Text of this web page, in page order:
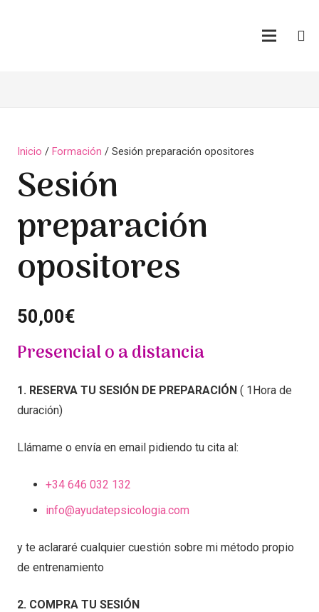
Inicio / Formación / Sesión preparación opositores
Sesión
preparación
opositores
50,00€
Presencial o a distancia
1. RESERVA TU SESIÓN DE PREPARACIÓN ( 1Hora de
duración)
Llámame o envía en email pidiendo tu cita al:
+34 646 032 132
info@ayudatepsicologia.com
y te aclararé cualquier cuestión sobre mi método propio
de entrenamiento
2. COMPRA TU SESIÓN